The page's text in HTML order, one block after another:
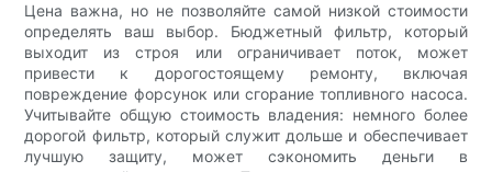
Цена важна, но не позволяйте самой низкой стоимости
определять ваш выбор. Бюджетный фильтр, который
выходит из строя или ограничивает поток, может
привести к дорогостоящему ремонту, включая
повреждение форсунок или сгорание топливного насоса.
Учитывайте общую стоимость владения: немного более
дорогой фильтр, который служит дольше и обеспечивает
лучшую защиту, может сэкономить деньги в